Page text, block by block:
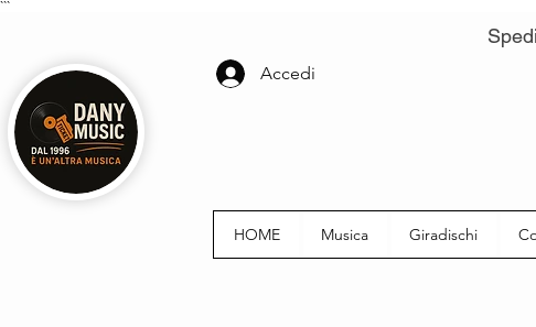
```
Accedi
HOME Musica Giradischi